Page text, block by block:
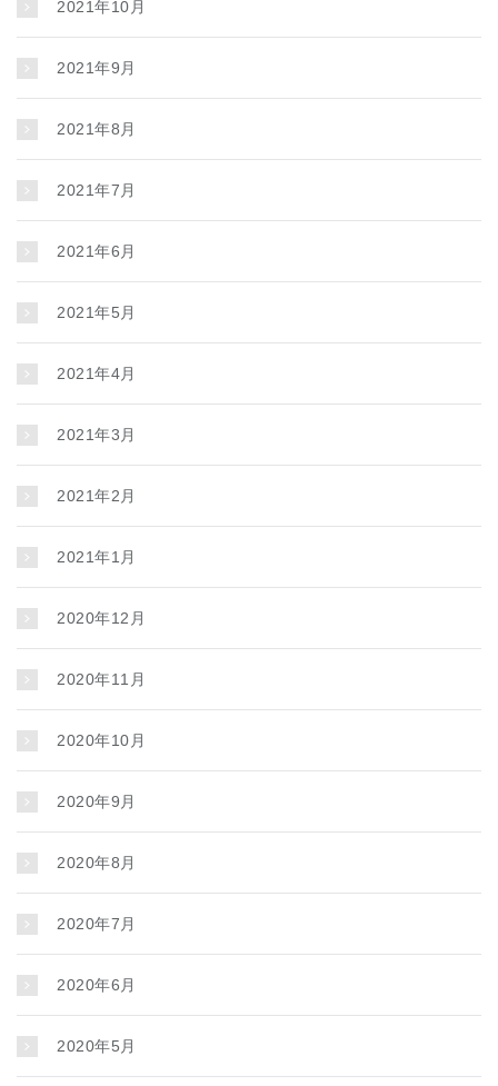
2021年10月
2021年9月
2021年8月
2021年7月
2021年6月
2021年5月
2021年4月
2021年3月
2021年2月
2021年1月
2020年12月
2020年11月
2020年10月
2020年9月
2020年8月
2020年7月
2020年6月
2020年5月